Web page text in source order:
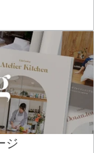
ジ